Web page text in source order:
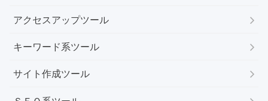
アクセスアップツール
キーワード系ツール
サイト作成ツール